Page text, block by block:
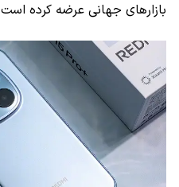
بازارهای جهانی عرضه کرده